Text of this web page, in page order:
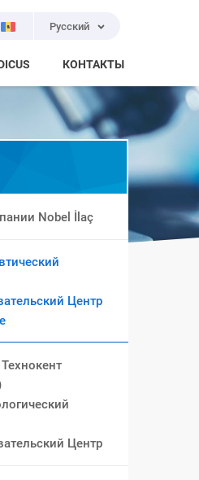
Русский
КОНТАКТЫ
Nobel İlaç
Центр
Центр